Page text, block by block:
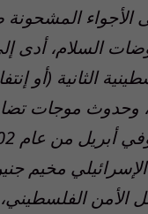
الأجواء
السلام، أدى
الثانية (أو
عام 2000)، وحدوث
مخيم
الفلسطيني،